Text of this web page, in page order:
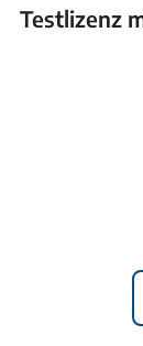
Testlizenz